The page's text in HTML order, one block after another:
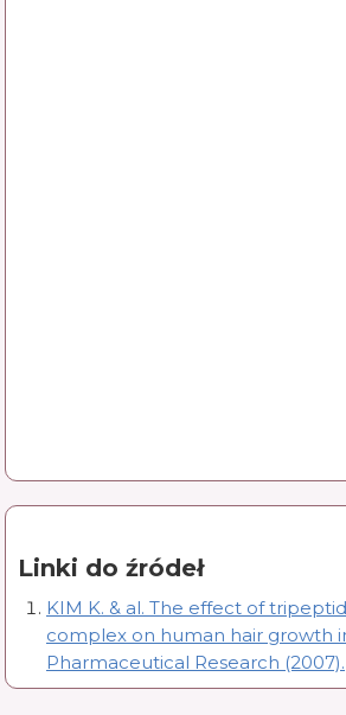
Linki do źródeł
KIM K. & al. The effect of
complex on human hair growth
Pharmaceutical Research (2007).